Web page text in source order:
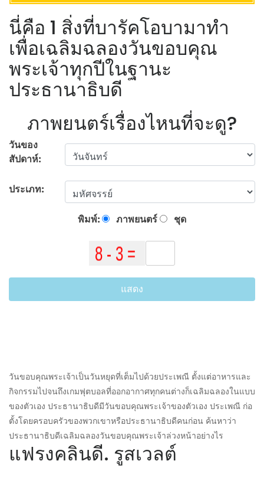
นี่คือ 1 สิ่งที่บารัคโอบามาทำ
เพื่อเฉลิมฉลองวันขอบคุณ
พระเจ้าทุกปีในฐานะ
ประธานาธิบดี
ภาพยนตร์เรื่องไหนที่จะดู?
วันของ
สัปดาห์:
ประเภท:
พิมพ์: ภาพยนตร์ ชุด
แสดง
วันขอบคุณพระเจ้าเป็นวันหยุดที่เต็มไปด้วยประเพณี ตั้งแต่อาหารและ
กิจกรรมไปจนถึงเกมฟุตบอลที่ออกอากาศทุกคนต่างก็เฉลิมฉลองในแบบ
ของตัวเอง ประธานาธิบดีมีวันขอบคุณพระเจ้าของตัวเอง ประเพณี ก่อ
ตั้งโดยครอบครัวของพวกเขาหรือประธานาธิบดีคนก่อน ค้นหาว่า
ประธานาธิบดีเฉลิมฉลองวันขอบคุณพระเจ้าล่วงหน้าอย่างไร
แฟรงคลินดี. รูสเวลต์